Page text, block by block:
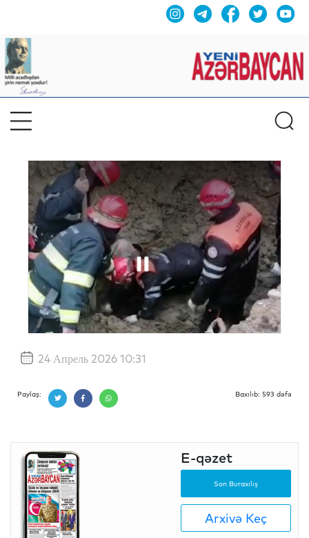
24 Апрель 2026 10:31
Paylaş: Baxılıb: 593 dəfə
E-qəzet
Son Buraxılış
Arxivə Keç